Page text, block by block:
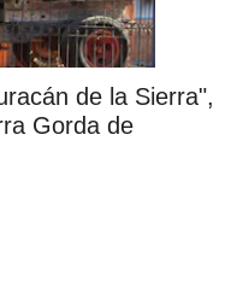
de la Sierra",
Gorda de